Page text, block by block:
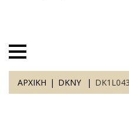
ΑΡΧΙΚΗ DKNY